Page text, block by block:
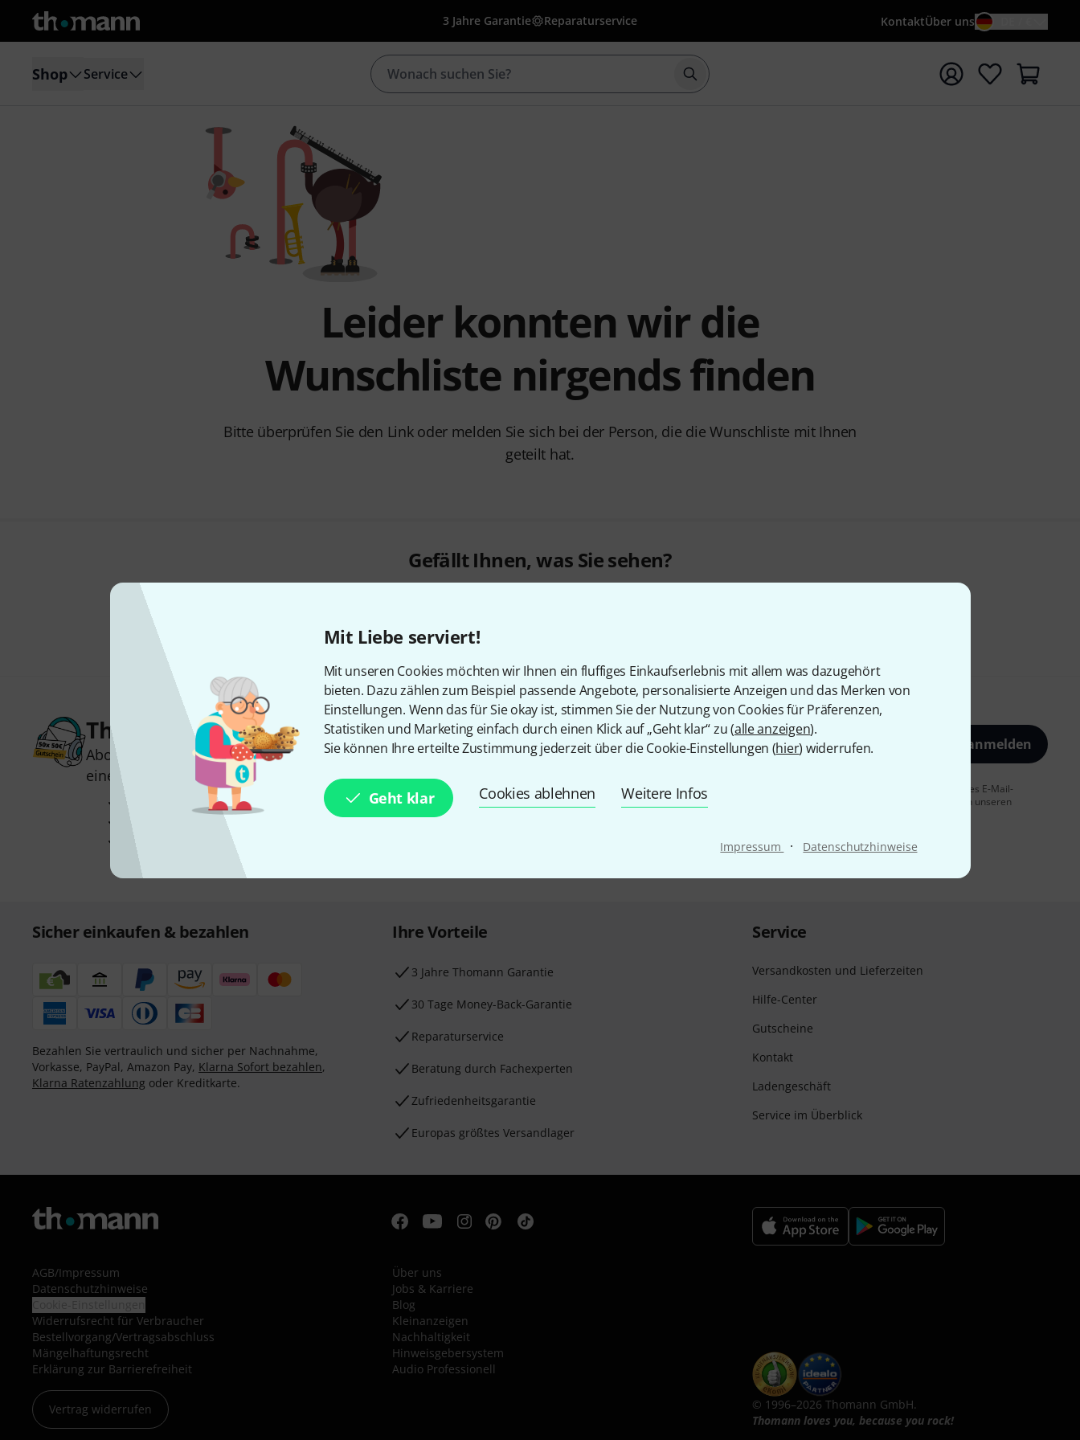
Mit Liebe serviert!
Mit unseren Cookies möchten wir Ihnen ein fluffiges Einkaufserlebnis mit allem was dazugehört
bieten. Dazu zählen zum Beispiel passende Angebote, personalisierte Anzeigen und das Merken von
Einstellungen. Wenn das für Sie okay ist, stimmen Sie der Nutzung von Cookies für Präferenzen,
Statistiken und Marketing einfach durch einen Klick auf „Geht klar“ zu (alle anzeigen).
Sie können Ihre erteilte Zustimmung jederzeit über die Cookie-Einstellungen (hier) widerrufen.
Geht klar Cookies ablehnen Weitere Infos
Impressum · Datenschutzhinweise
3 Jahre Garantie Reparaturservice KontaktÜber uns
Shop Service Suche mit Suchwort {searchTerm} starten
Leider konnten wir die
Wunschliste nirgends finden
Bitte überprüfen Sie den Link oder melden Sie sich bei der Person, die die Wunschliste mit Ihnen
geteilt hat.
Gefällt Ihnen, was Sie sehen?
Thomann Newsletter
Abonniere den Thomann Newsletter und gewinne mit etwas Glück
einen von
50 Gutscheinen über jeweils50€!
Inspirierende Beiträge
Thomann Insights
E-Mail-Adresse* Jetzt anmelden
Mit Klick auf „Jetzt anmelden“ stimmen Sie dem Erhalt von E-Mail-Werbung und einer Messung des E-Mail-
Nutzungsverhaltens zu. Die Abmeldung ist jederzeit möglich. Weitere Informationen finden Sie in unseren
Sicher einkaufen & bezahlen
Bezahlen Sie vertraulich und sicher per Nachnahme,
Vorkasse, PayPal, Amazon Pay, Klarna Sofort bezahlen,
Klarna Ratenzahlung oder Kreditkarte.
Ihre Vorteile
3 Jahre Thomann Garantie
30 Tage Money-Back-Garantie
Reparaturservice
Beratung durch Fachexperten
Zufriedenheitsgarantie
Europas größtes Versandlager
Service
Versandkosten und Lieferzeiten
Hilfe-Center
Gutscheine
Kontakt
Ladengeschäft
Service im Überblick
AGB/Impressum
Datenschutzhinweise
Widerrufsrecht für Verbraucher
Bestellvorgang/Vertragsabschluss
Mängelhaftungsrecht
Erklärung zur Barrierefreiheit
Vertrag widerrufen
Über uns
Jobs & Karriere
Blog
Kleinanzeigen
Nachhaltigkeit
Hinweisgebersystem
Audio Professionell
© 1996–2026 Thomann GmbH.
Thomann loves you, because you rock!